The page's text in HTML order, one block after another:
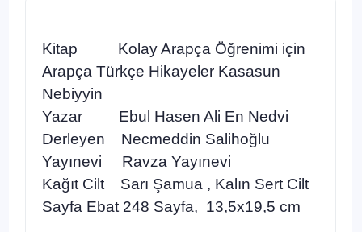
Kitap Kolay Arapça Öğrenimi için
Arapça Türkçe Hikayeler Kasasun
Nebiyyin
Yazar Ebul Hasen Ali En Nedvi
Derleyen Necmeddin Salihoğlu
Yayınevi Ravza Yayınevi
Kağıt Cilt Sarı Şamua , Kalın Sert Cilt
Sayfa Ebat 248 Sayfa, 13,5x19,5 cm